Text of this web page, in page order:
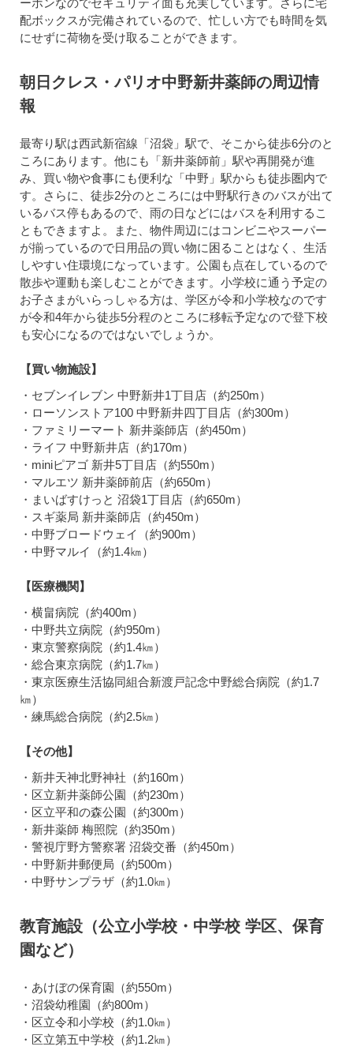
ーホンなのでセキュリティ面も充実しています。さらに宅
配ボックスが完備されているので、忙しい方でも時間を気
にせずに荷物を受け取ることができます。
朝日クレス・パリオ中野新井薬師の周辺情
報
最寄り駅は西武新宿線「沼袋」駅で、そこから徒歩6分のと
ころにあります。他にも「新井薬師前」駅や再開発が進
み、買い物や食事にも便利な「中野」駅からも徒歩圏内で
す。さらに、徒歩2分のところには中野駅行きのバスが出て
いるバス停もあるので、雨の日などにはバスを利用するこ
ともできますよ。また、物件周辺にはコンビニやスーパー
が揃っているので日用品の買い物に困ることはなく、生活
しやすい住環境になっています。公園も点在しているので
散歩や運動も楽しむことができます。小学校に通う予定の
お子さまがいらっしゃる方は、学区が令和小学校なのです
が令和4年から徒歩5分程のところに移転予定なので登下校
も安心になるのではないでしょうか。
【買い物施設】
・セブンイレブン 中野新井1丁目店（約250m）
・ローソンストア100 中野新井四丁目店（約300m）
・ファミリーマート 新井薬師店（約450m）
・ライフ 中野新井店（約170m）
・miniピアゴ 新井5丁目店（約550m）
・マルエツ 新井薬師前店（約650m）
・まいばすけっと 沼袋1丁目店（約650m）
・スギ薬局 新井薬師店（約450m）
・中野ブロードウェイ（約900m）
・中野マルイ（約1.4㎞）
【医療機関】
・横畠病院（約400m）
・中野共立病院（約950m）
・東京警察病院（約1.4㎞）
・総合東京病院（約1.7㎞）
・東京医療生活協同組合新渡戸記念中野総合病院（約1.7
㎞）
・練馬総合病院（約2.5㎞）
【その他】
・新井天神北野神社（約160m）
・区立新井薬師公園（約230m）
・区立平和の森公園（約300m）
・新井薬師 梅照院（約350m）
・警視庁野方警察署 沼袋交番（約450m）
・中野新井郵便局（約500m）
・中野サンプラザ（約1.0㎞）
教育施設（公立小学校・中学校 学区、保育
園など）
・あけぼの保育園（約550m）
・沼袋幼稚園（約800m）
・区立令和小学校（約1.0㎞）
・区立第五中学校（約1.2㎞）